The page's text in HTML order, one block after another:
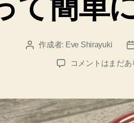
ー
投
作成者: Eve Shirayuki
投
ナ
て
簡
単
コメントはまだあ